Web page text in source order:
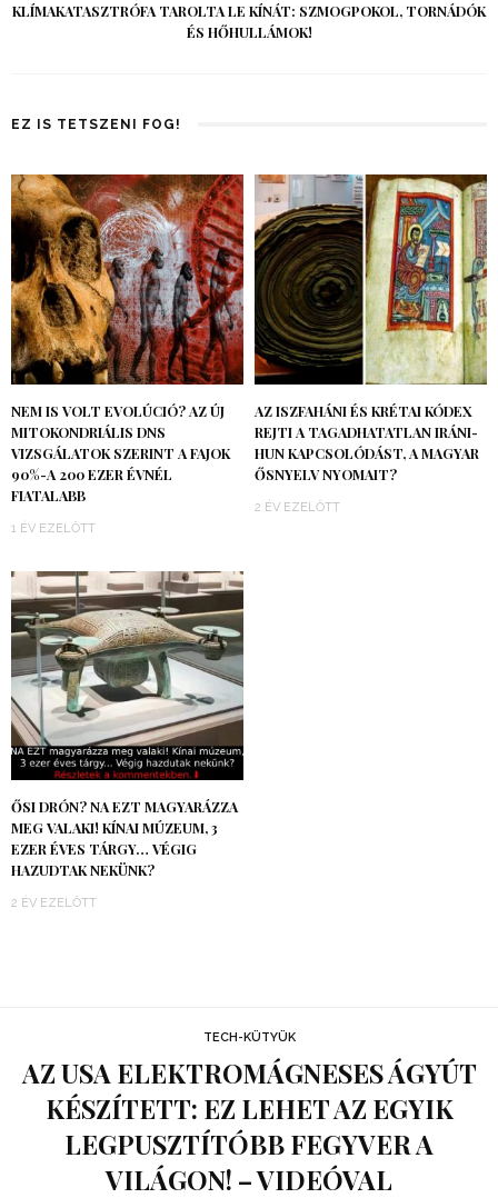
KLÍMAKATASZTRÓFA TAROLTA LE KÍNÁT: SZMOGPOKOL, TORNÁDÓK
ÉS HŐHULLÁMOK!
EZ IS TETSZENI FOG!
NEM IS VOLT EVOLÚCIÓ? AZ ÚJ
MITOKONDRIÁLIS DNS
VIZSGÁLATOK SZERINT A FAJOK
90%-A 200 EZER ÉVNÉL
FIATALABB
1 ÉV EZELŐTT
AZ ISZFAHÁNI ÉS KRÉTAI KÓDEX
REJTI A TAGADHATATLAN IRÁNI-
HUN KAPCSOLÓDÁST, A MAGYAR
ŐSNYELV NYOMAIT?
2 ÉV EZELŐTT
ŐSI DRÓN? NA EZT MAGYARÁZZA
MEG VALAKI! KÍNAI MÚZEUM, 3
EZER ÉVES TÁRGY… VÉGIG
HAZUDTAK NEKÜNK?
2 ÉV EZELŐTT
TECH-KÜTYÜK
AZ USA ELEKTROMÁGNESES ÁGYÚT
KÉSZÍTETT: EZ LEHET AZ EGYIK
LEGPUSZTÍTÓBB FEGYVER A
VILÁGON! – VIDEÓVAL